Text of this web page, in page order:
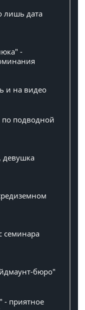
лишь дата
-
и на видео
по подводной
девушка
семинара
бюро"
- приятное